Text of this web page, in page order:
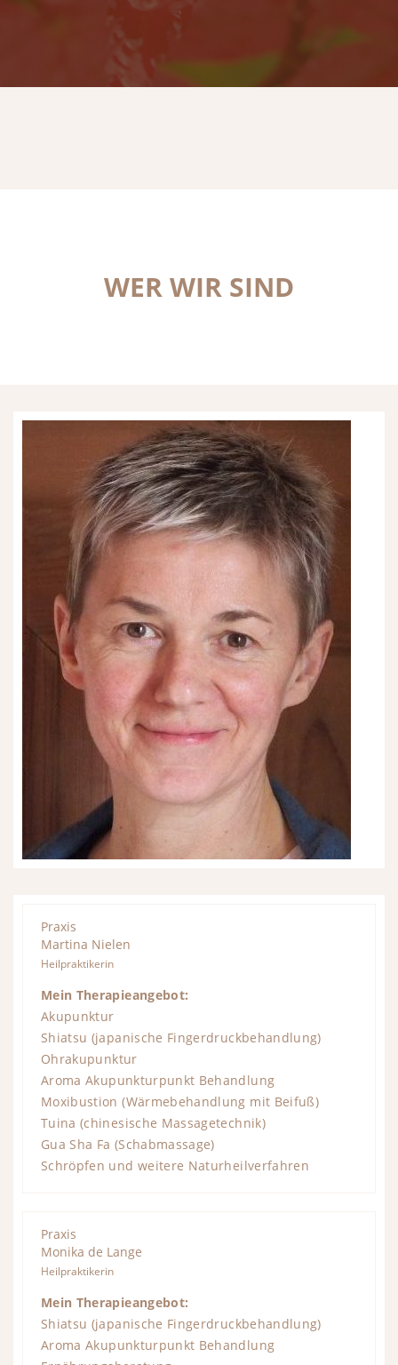
WER WIR SIND
Praxis
Martina Nielen
Heilpraktikerin
Mein Therapieangebot:
Akupunktur
Shiatsu (japanische Fingerdruckbehandlung)
Ohrakupunktur
Aroma Akupunkturpunkt Behandlung
Moxibustion (Wärmebehandlung mit Beifuß)
Tuina (chinesische Massagetechnik)
Gua Sha Fa (Schabmassage)
Schröpfen und weitere Naturheilverfahren
Praxis
Monika de Lange
Heilpraktikerin
Mein Therapieangebot:
Shiatsu (japanische Fingerdruckbehandlung)
Aroma Akupunkturpunkt Behandlung